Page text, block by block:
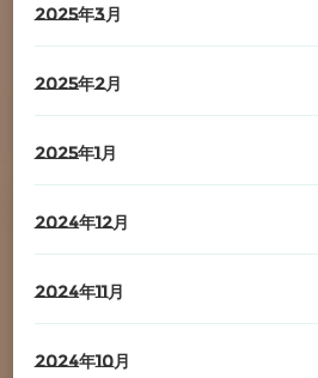
2025年3月
2025年2月
2025年1月
2024年12月
2024年11月
2024年10月